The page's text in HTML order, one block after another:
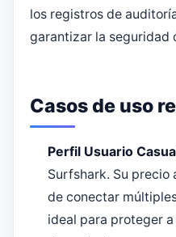
los registros de
garantizar la seguridad
Casos de uso
Perfil Usuario
Surfshark. Su
de conectar
ideal para proteger